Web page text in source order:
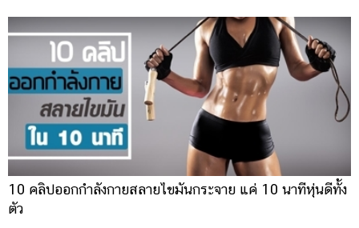
10 คลิปออกกำลังกายสลายไขมันกระจาย แค่ 10 นาทีหุ่นดีทั้ง
ตัว